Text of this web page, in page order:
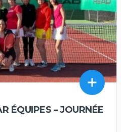
ÉQUIPES – JOURNÉE